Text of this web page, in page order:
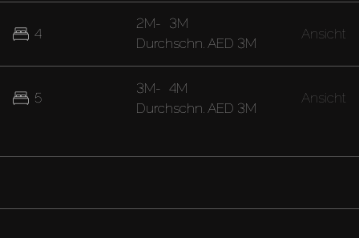
4
5
2M- 3M
Durchschn. AED 3M
Ansicht
3M- 4M
Durchschn. AED 3M
Ansicht